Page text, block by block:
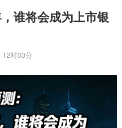
谁将会成为上市银
时03分